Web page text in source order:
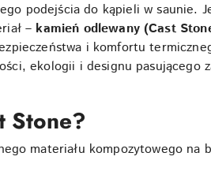
podejścia do kąpieli w saunie.
– kamień odlewany (Cast
i komfortu
ekologii i designu
Stone?
materiału kompozytowego